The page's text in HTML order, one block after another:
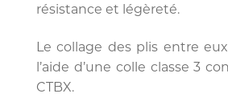
résistance et légèreté.
Le collage des plis entre
l’aide d’une colle classe 3
CTBX.